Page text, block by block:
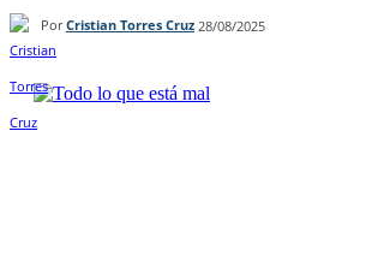
Por Cristian Torres Cruz 28/08/2025